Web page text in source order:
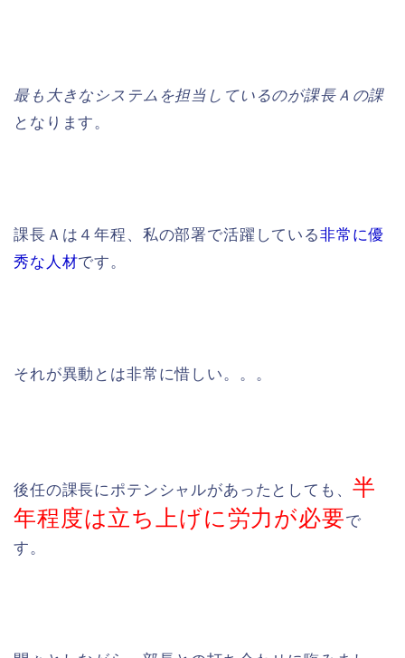
最も大きなシステムを担当しているのが課長Ａの課
となります。
課長Ａは４年程、私の部署で活躍している非常に優
秀な人材です。
それが異動とは非常に惜しい。。。
後任の課長にポテンシャルがあったとしても、 半
年程度は立ち上げに労力が必要で
す。